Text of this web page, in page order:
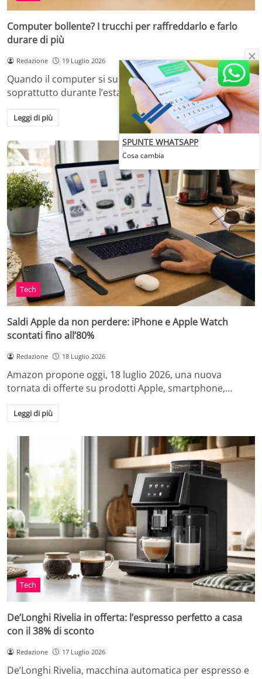
Computer bollente? I trucchi per raffreddarlo e farlo
durare di più
Redazione 19 Luglio 2026
Quando il computer si surriscalda, in casa o in ufficio,
soprattutto durante l’estate o dopo…
Leggi di più
Tech
Saldi Apple da non perdere: iPhone e Apple Watch
scontati fino all’80%
Redazione 18 Luglio 2026
Amazon propone oggi, 18 luglio 2026, una nuova
tornata di offerte su prodotti Apple, smartphone,…
Leggi di più
Tech
De’Longhi Rivelia in offerta: l’espresso perfetto a casa
con il 38% di sconto
Redazione 17 Luglio 2026
De’Longhi Rivelia, macchina automatica per espresso e
SPUNTE WHATSAPP
Cosa cambia